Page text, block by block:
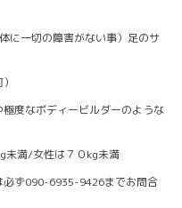
に一切の障害がない事）足のサ
度なボディービルダーのような
未満/女性は７０kg未満
必ず090-6935-9426までお問合